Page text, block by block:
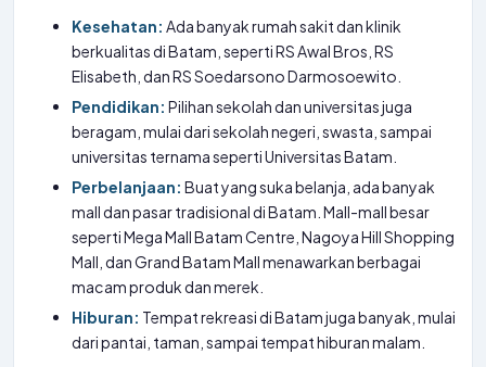
Kesehatan: Ada banyak rumah sakit dan klinik
berkualitas di Batam, seperti RS Awal Bros, RS
Elisabeth, dan RS Soedarsono Darmosoewito.
Pendidikan: Pilihan sekolah dan universitas juga
beragam, mulai dari sekolah negeri, swasta, sampai
universitas ternama seperti Universitas Batam.
Perbelanjaan: Buat yang suka belanja, ada banyak
mall dan pasar tradisional di Batam. Mall-mall besar
seperti Mega Mall Batam Centre, Nagoya Hill Shopping
Mall, dan Grand Batam Mall menawarkan berbagai
macam produk dan merek.
Hiburan: Tempat rekreasi di Batam juga banyak, mulai
dari pantai, taman, sampai tempat hiburan malam.